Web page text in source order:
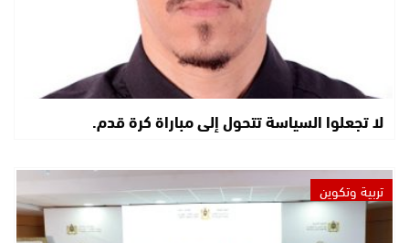
لا تجعلوا السياسة تتحول إلى مباراة كرة قدم.
تربية وتكوين